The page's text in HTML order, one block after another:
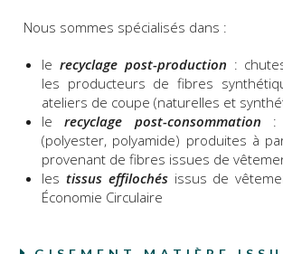
Nous sommes spécialisés dans :
le recyclage post-production :
les producteurs de fibres
ateliers de coupe (naturelles et
le recyclage post-consommation :
(polyester, polyamide) produites à
provenant de fibres issues de
les tissus effilochésissus de
Économie Circulaire